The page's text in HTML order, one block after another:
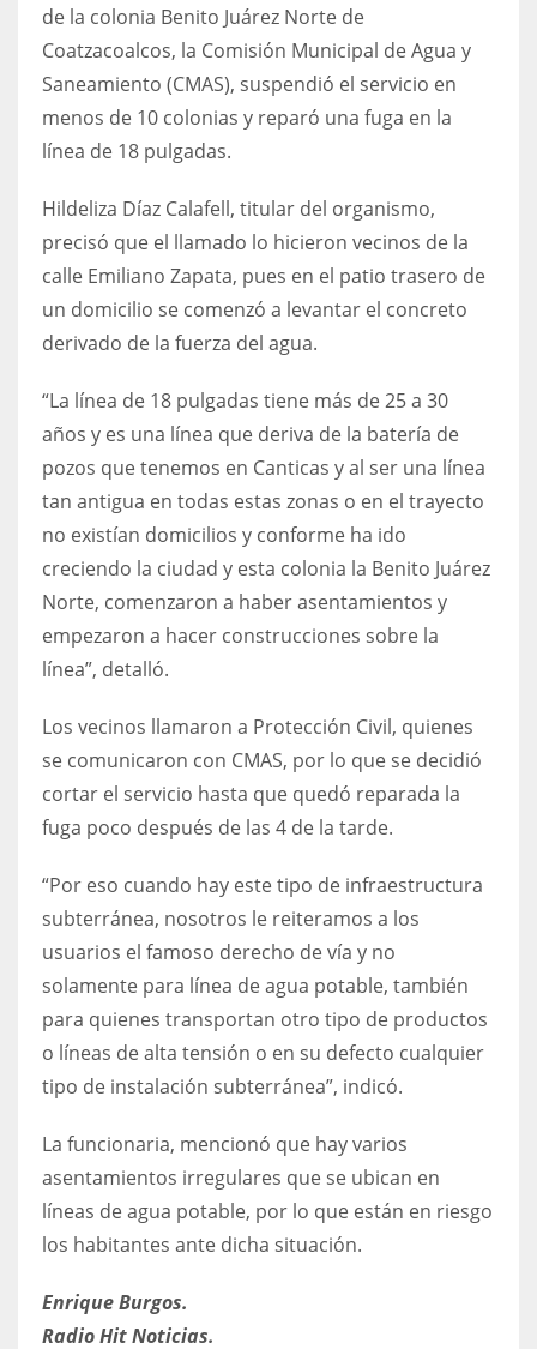
de la colonia Benito Juárez Norte de
Coatzacoalcos, la Comisión Municipal de Agua y
Saneamiento (CMAS), suspendió el servicio en
menos de 10 colonias y reparó una fuga en la
línea de 18 pulgadas.
Hildeliza Díaz Calafell, titular del organismo,
precisó que el llamado lo hicieron vecinos de la
calle Emiliano Zapata, pues en el patio trasero de
un domicilio se comenzó a levantar el concreto
derivado de la fuerza del agua.
“La línea de 18 pulgadas tiene más de 25 a 30
años y es una línea que deriva de la batería de
pozos que tenemos en Canticas y al ser una línea
tan antigua en todas estas zonas o en el trayecto
no existían domicilios y conforme ha ido
creciendo la ciudad y esta colonia la Benito Juárez
Norte, comenzaron a haber asentamientos y
empezaron a hacer construcciones sobre la
línea”, detalló.
Los vecinos llamaron a Protección Civil, quienes
se comunicaron con CMAS, por lo que se decidió
cortar el servicio hasta que quedó reparada la
fuga poco después de las 4 de la tarde.
“Por eso cuando hay este tipo de infraestructura
subterránea, nosotros le reiteramos a los
usuarios el famoso derecho de vía y no
solamente para línea de agua potable, también
para quienes transportan otro tipo de productos
o líneas de alta tensión o en su defecto cualquier
tipo de instalación subterránea”, indicó.
La funcionaria, mencionó que hay varios
asentamientos irregulares que se ubican en
líneas de agua potable, por lo que están en riesgo
los habitantes ante dicha situación.
Enrique Burgos.
Radio Hit Noticias.